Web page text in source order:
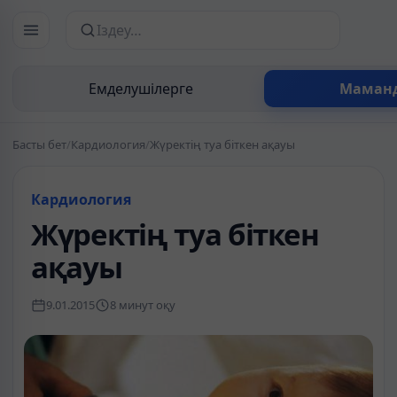
Емделушілерге
Сайттан іздеу
Басты бет/Кардиология/Жүректің туа біткен ақауы
Кардиология
Жүректің туа біткен
ақауы
9.01.2015 8 минут оқу